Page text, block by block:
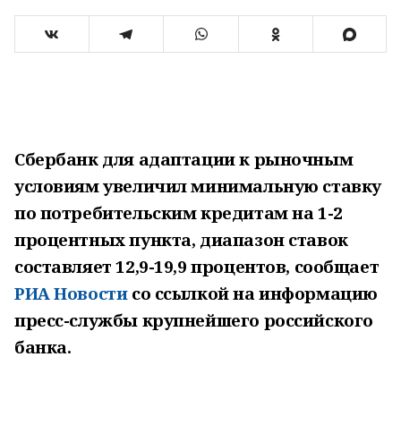
Сбербанк для адаптации к рыночным
условиям увеличил минимальную ставку
по потребительским кредитам на 1-2
процентных пункта, диапазон ставок
составляет 12,9-19,9 процентов, сообщает
РИА Новостисо ссылкой на информацию
пресс-службы крупнейшего российского
банка.